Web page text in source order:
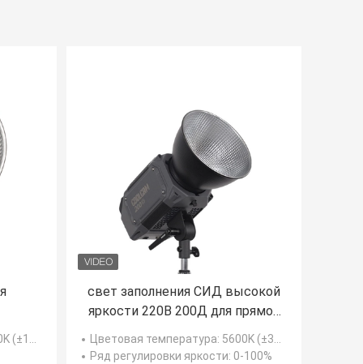
(±300K)
свет заполнения СИД высокой
яркости 220В 200Д для прямой
трансляции или прямой
трансляции
Цветовая температура: 5600K (±300K)
Ряд регулировки яркости: 0-100%